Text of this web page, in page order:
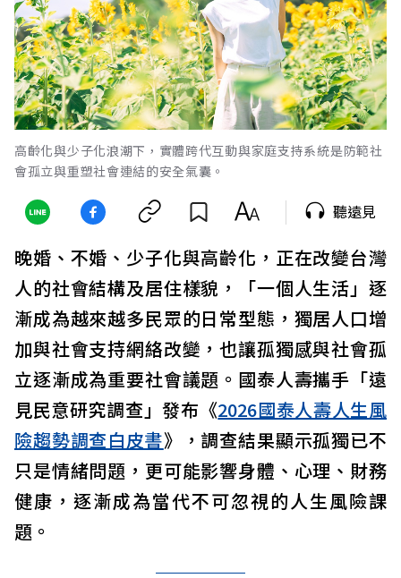
高齡化與少子化浪潮下，實體跨代互動與家庭支持系統是防範社
會孤立與重塑社會連結的安全氣囊。
聽遠見
晚婚、不婚、少子化與高齡化，正在改變台灣
人的社會結構及居住樣貌，「一個人生活」逐
漸成為越來越多民眾的日常型態，獨居人口增
加與社會支持網絡改變，也讓孤獨感與社會孤
立逐漸成為重要社會議題。國泰人壽攜手「遠
見民意研究調查」發布《2026國泰人壽人生風
險趨勢調查白皮書》，調查結果顯示孤獨已不
只是情緒問題，更可能影響身體、心理、財務
健康，逐漸成為當代不可忽視的人生風險課
題。